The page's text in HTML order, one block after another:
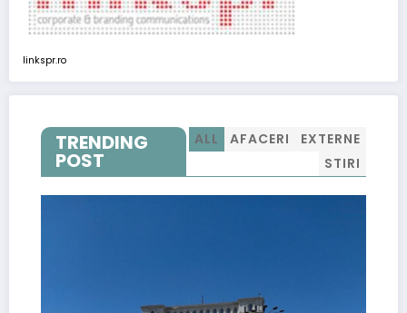
linkspr.ro
TRENDING
POST
ALL AFACERI
EXTERNE
STIRI